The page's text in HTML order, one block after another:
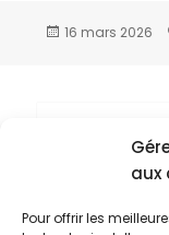
aux
Pour offrir les
16 mars 2026
Laisser un
Vous